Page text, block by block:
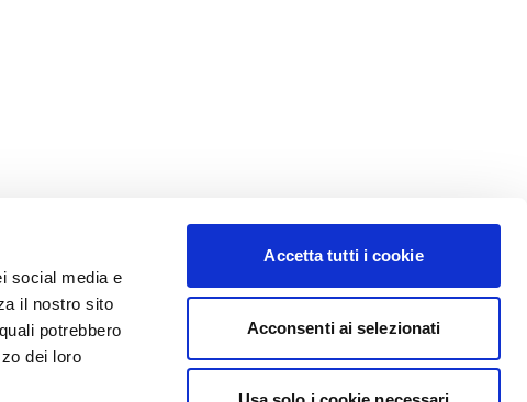
social media e
il nostro sito
potrebbero
dei loro
Accetta tutti i cookie
Acconsenti ai selezionati